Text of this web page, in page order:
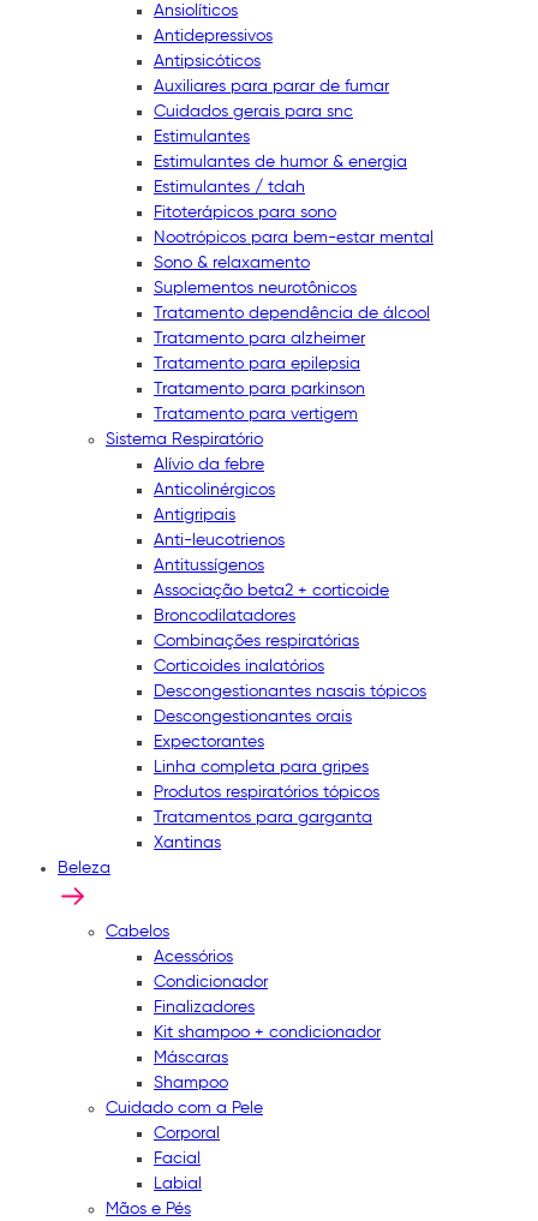
Ansiolíticos
Antidepressivos
Antipsicóticos
Auxiliares para parar de fumar
Cuidados gerais para snc
Estimulantes
Estimulantes de humor & energia
Estimulantes / tdah
Fitoterápicos para sono
Nootrópicos para bem-estar mental
Sono & relaxamento
Suplementos neurotônicos
Tratamento dependência de álcool
Tratamento para alzheimer
Tratamento para epilepsia
Tratamento para parkinson
Tratamento para vertigem
Sistema Respiratório
Alívio da febre
Anticolinérgicos
Antigripais
Anti-leucotrienos
Antitussígenos
Associação beta2 + corticoide
Broncodilatadores
Combinações respiratórias
Corticoides inalatórios
Descongestionantes nasais tópicos
Descongestionantes orais
Expectorantes
Linha completa para gripes
Produtos respiratórios tópicos
Tratamentos para garganta
Xantinas
Beleza
Cabelos
Acessórios
Condicionador
Finalizadores
Kit shampoo + condicionador
Máscaras
Shampoo
Cuidado com a Pele
Corporal
Facial
Labial
Mãos e Pés